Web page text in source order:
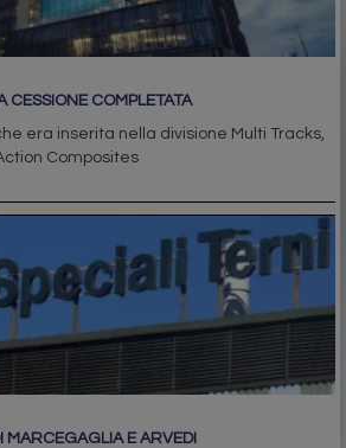
CESSIONE COMPLETATA
era inserita nella divisione Multi Tracks,
Composites
MARCEGAGLIA E ARVEDI